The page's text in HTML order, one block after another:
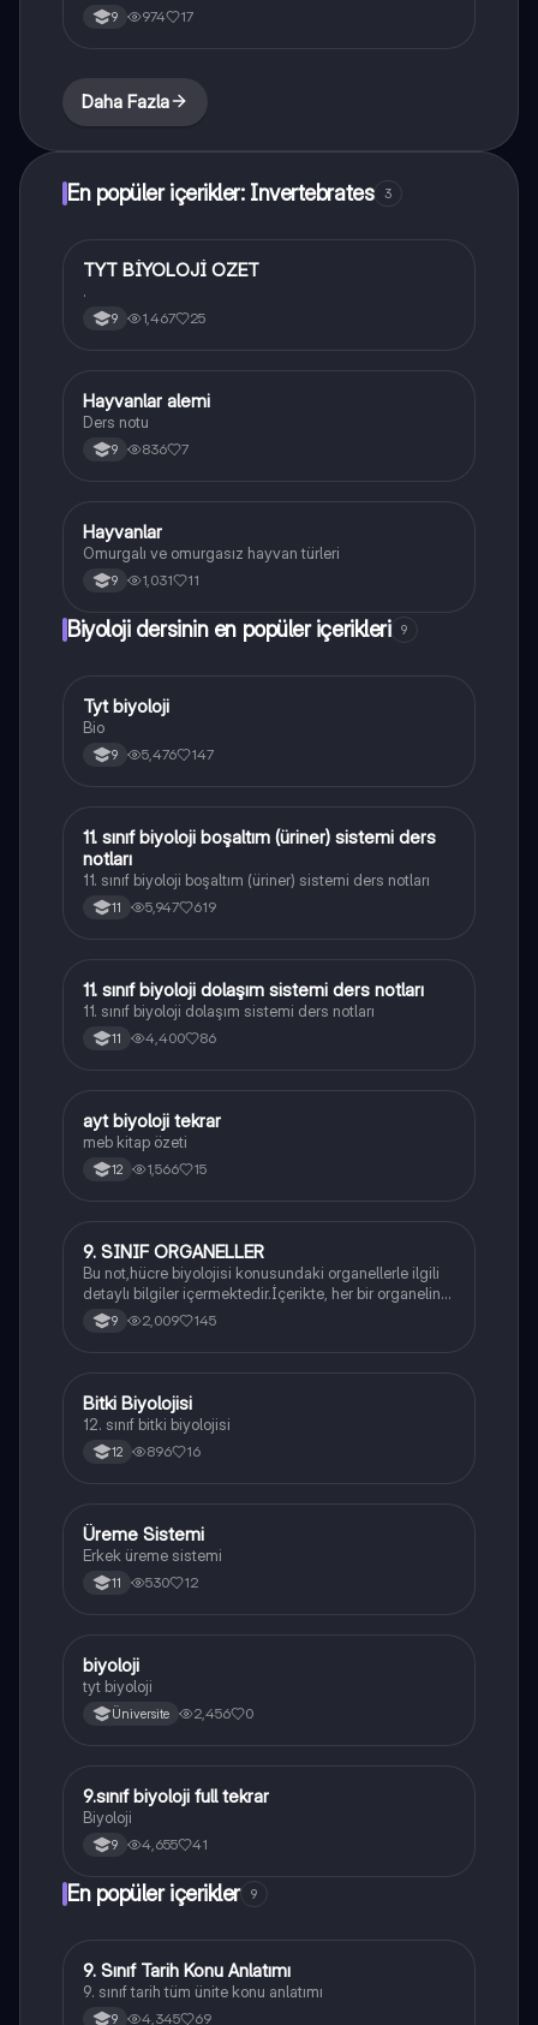
9 974 17
Daha Fazla
En popüler içerikler: Invertebrates 3
Biyoloji
TYT BİYOLOJİ OZET
.
9 1,467 25
Biyoloji
Hayvanlar alemi
Ders notu
9 836 7
Biyoloji
Hayvanlar
Omurgalı ve omurgasız hayvan türleri
9 1,031 11
Biyoloji dersinin en popüler içerikleri 9
Biyoloji
Tyt biyoloji
Bio
9 5,476 147
Biyoloji
11. sınıf biyoloji boşaltım (üriner) sistemi ders
notları
11. sınıf biyoloji boşaltım (üriner) sistemi ders notları
11 5,947 619
Biyoloji
11. sınıf biyoloji dolaşım sistemi ders notları
11. sınıf biyoloji dolaşım sistemi ders notları
11 4,400 86
Biyoloji
ayt biyoloji tekrar
meb kitap özeti
12 1,566 15
Biyoloji
9. SINIF ORGANELLER
Bu not,hücre biyolojisi konusundaki organellerle ilgili
detaylı bilgiler içermektedir.İçerikte, her bir organelin
yapısı,fonksiyonları ve hücre içindeki rolü
açıklanmaktadır.
9 2,009 145
Biyoloji
Bitki Biyolojisi
12. sınıf bitki biyolojisi
12 896 16
Biyoloji
Üreme Sistemi
Erkek üreme sistemi
11 530 12
BBiyoloji
biyoloji
tyt biyoloji
Üniversite 2,456 0
Biyoloji
9.sınıf biyoloji full tekrar
Biyoloji
9 4,655 41
En popüler içerikler 9
Tarih
9. Sınıf Tarih Konu Anlatımı
9. sınıf tarih tüm ünite konu anlatımı
9 4,345 69